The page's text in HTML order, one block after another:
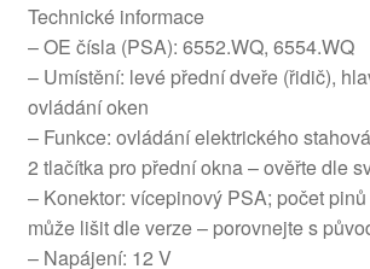
Technické informace
– OE čísla (PSA): 6552.WQ, 6554.WQ
– Umístění: levé přední dveře (řidič),
ovládání oken
– Funkce: ovládání elektrického
2 tlačítka pro přední okna – ověřte dle
– Konektor: vícepinový PSA; počet
může lišit dle verze – porovnejte s
– Napájení: 12 V